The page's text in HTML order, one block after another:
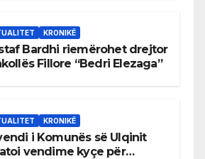
KRONIKË
Bardhi riemërohet drejtor
Fillore “Bedri Elezaga”
KRONIKË
i Komunës së Ulqinit
vendime kyçe për